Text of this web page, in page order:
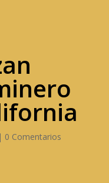
0 Comentarios